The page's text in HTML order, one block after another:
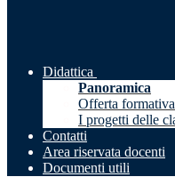
Didattica
Panoramica
Offerta formativa
I progetti delle
Contatti
Area riservata docenti
Documenti utili